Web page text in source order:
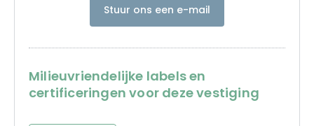
Stuur ons een e-mail
Milieuvriendelijke labels en
certificeringen voor deze vestiging